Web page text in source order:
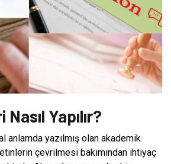
Yapılır?
anlamda yazılmış olan akademik
çevrilmesi bakımından ihtiyaç